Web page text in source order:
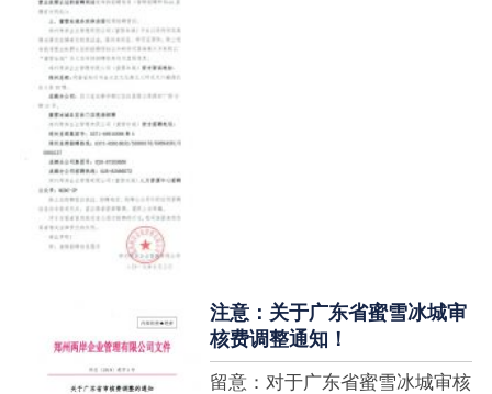
注意：关于广东省蜜雪冰城审
核费调整通知！
留意：对于广东省蜜雪冰城审核